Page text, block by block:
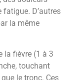
D’autres
la même
la fièvre (1 à 3
touchant
le tronc. Ces